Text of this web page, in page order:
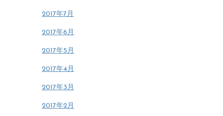
2017年7月
2017年6月
2017年5月
2017年4月
2017年3月
2017年2月